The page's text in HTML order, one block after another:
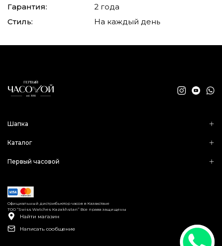
Гарантия:
2 года
Стиль:
На каждый день
Шапка
Каталог
Первый часовой
Найти магазин
Написать сообщение
ТОО “Swiss Watches Kazakhstan” Все права защищены
Официальный дистрибьютор часов в Казахстане